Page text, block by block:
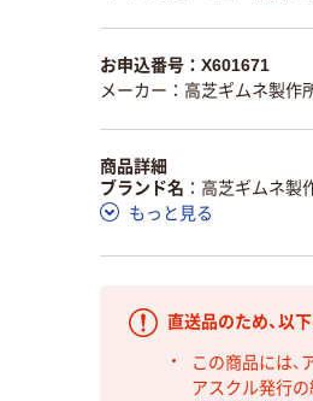
お申込番号：X601671
メーカー：高芝ギムネ製作
商品詳細
ブランド名
高芝ギムネ製
もっと見る
直送品のため、以
この商品には、
アスクル発行の